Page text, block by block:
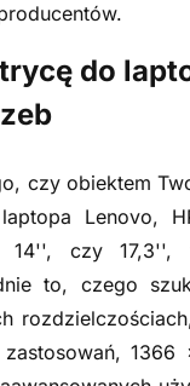
do
czy obiektem
Lenovo,
14'', czy 17,3'',
to, czego